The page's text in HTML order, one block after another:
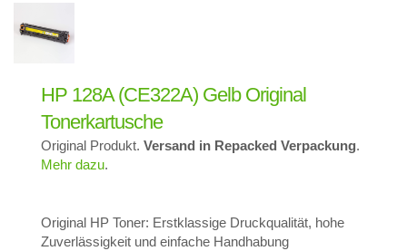
HP 128A (CE322A) Gelb Original
Tonerkartusche
Original Produkt. Versand in Repacked Verpackung.
Mehr dazu.
Original HP Toner: Erstklassige Druckqualität, hohe
Zuverlässigkeit und einfache Handhabung